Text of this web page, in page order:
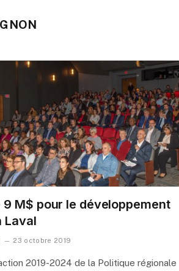
9 M$ pour le développement
Laval
23 octobre 2019
2019-2024 de la Politique régionale